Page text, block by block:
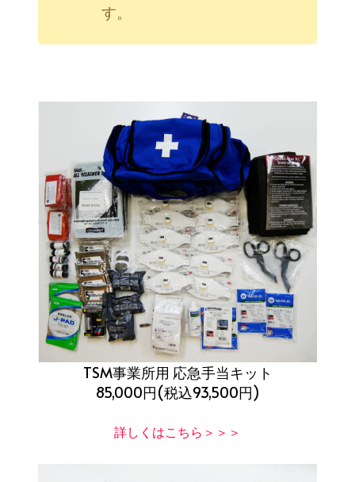
す。
TSM事業所用 応急手当キット
85,000円(税込93,500円)
詳しくはこちら＞＞＞